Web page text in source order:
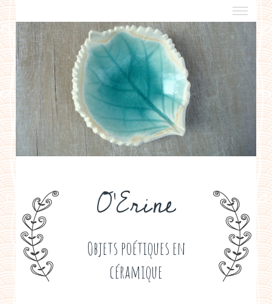
O'Erine
Objets poétiques en
céramique
a propos
boutiques de créateurs
contact
politique de confidentialité